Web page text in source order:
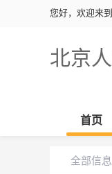
您好，欢迎来
北京
首页
全部信息